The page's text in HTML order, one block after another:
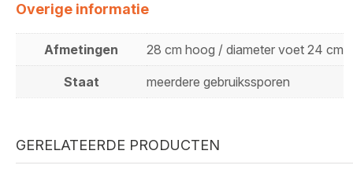
Overige informatie
Afmetingen 28 cm hoog / diameter voet 24 cm
Staat meerdere gebruikssporen
GERELATEERDE PRODUCTEN